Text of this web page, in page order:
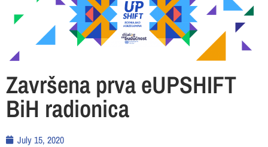
Završena prva eUPSHIFT
BiH radionica
July 15, 2020